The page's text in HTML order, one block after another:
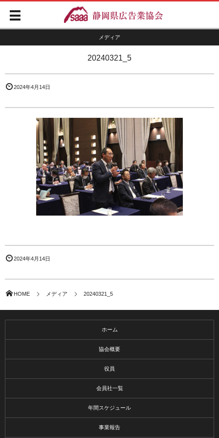
メディア
20240321_5
2024年4月14日
2024年4月14日
HOME メディア 20240321_5
ホーム
協会概要
役員
会員社一覧
年間スケジュール
事業報告